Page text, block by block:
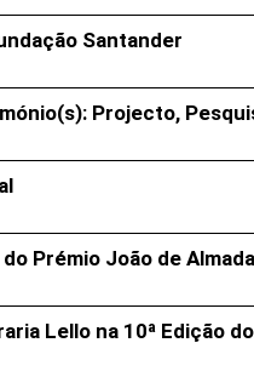
Santander
Projecto,
Prémio João de
Lello na 10ª Edição